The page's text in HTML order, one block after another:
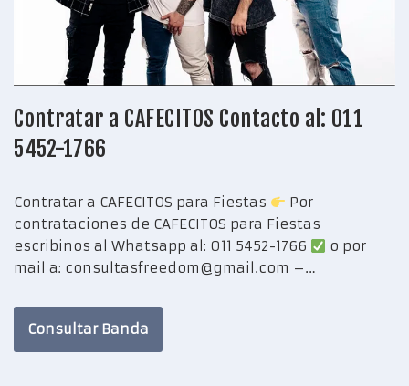
Contratar a CAFECITOS Contacto al: 011
5452-1766
Contratar a CAFECITOS para Fiestas
Por
contrataciones de CAFECITOS para Fiestas
escribinos al Whatsapp al: 011 5452-1766
o por
mail a: consultasfreedom@gmail.com –…
Consultar Banda